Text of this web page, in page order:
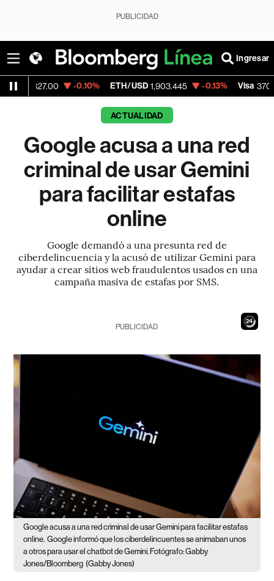
PUBLICIDAD
Ingresar
-0.10% ETH/USD 1,903.445 -0.13% Visa 370.47
ACTUALIDAD
Google acusa a una red
criminal de usar Gemini
para facilitar estafas
online
Google demandó a una presunta red de
ciberdelincuencia y la acusó de utilizar Gemini para
ayudar a crear sitios web fraudulentos usados en una
campaña masiva de estafas por SMS.
23
PUBLICIDAD
Google acusa a una red criminal de usar Gemini para facilitar estafas
online. Google informó que los ciberdelincuentes se animaban unos
a otros para usar el chatbot de Gemini. Fotógrafo: Gabby
Jones/Bloomberg (Gabby Jones)